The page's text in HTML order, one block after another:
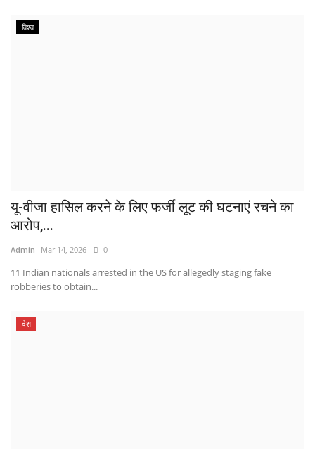
विश्व
यू-वीजा हासिल करने के लिए फर्जी लूट की घटनाएं रचने का
आरोप,...
Admin Mar 14, 2026 0
11 Indian nationals arrested in the US for allegedly staging fake
robberies to obtain...
देश